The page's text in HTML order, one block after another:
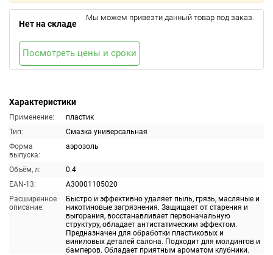
Характеристики
Применение:
пластик
Тип:
Смазка универсальная
Форма
выпуска:
аэрозоль
Объём, л:
0.4
EAN-13:
A30001105020
Расширенное
описание:
Быстро и эффективно удаляет пыль, грязь, масляные и
никотиновые загрязнения. Защищает от старения и
выгорания, восстанавливает первоначальную
структуру, обладает антистатическим эффектом.
Предназначен для обработки пластиковых и
виниловых деталей салона. Подходит для молдингов и
бамперов. Обладает приятным ароматом клубники.
Нет на складе
Мы можем привезти данный товар под заказ.
Посмотреть цены и сроки